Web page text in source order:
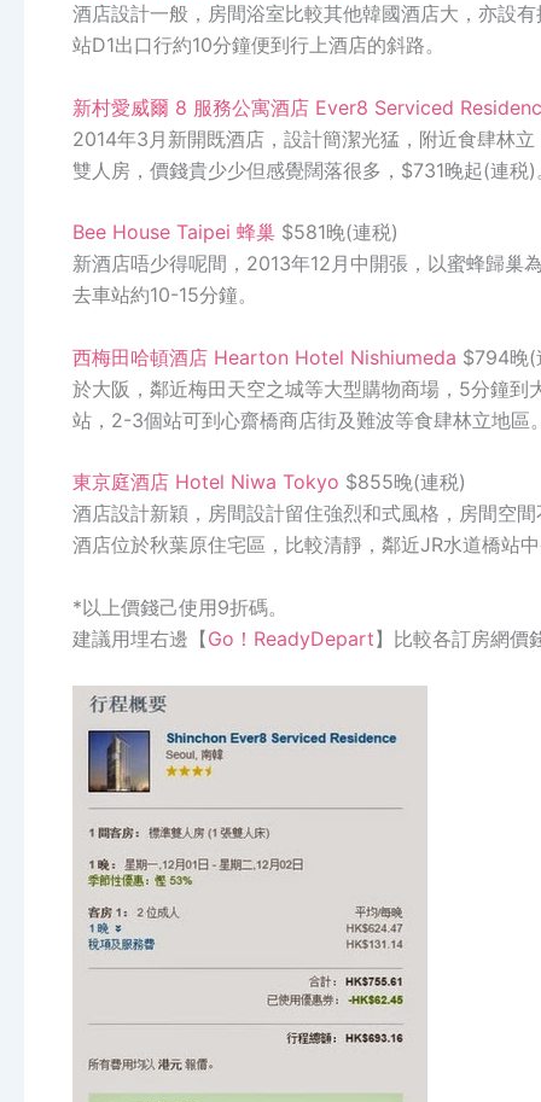
酒店設計一般，房間浴室比較其他韓國酒店大，亦設
站D1出口行約10分鐘便到行上酒店的斜路。
新村愛威爾 8 服務公寓酒店 Ever8 Serviced
2014年3月新開既酒店，設計簡潔光猛，附近食肆林
雙人房，價錢貴少少但感覺闊落很多， $731晚起(連税)
Bee House Taipei 蜂巢 $581晚(連税)
新酒店唔少得呢間， 2013年12 月中開張，以蜜蜂歸巢
去車站約10-15分鐘。
西梅田哈頓酒店 Hearton Hotel Nishiumeda $794晚(
於大阪，鄰近梅田天空之城等大型購物商場， 5分鐘到
站， 2-3個站可到心齋橋商店街及難波等食肆林立地區
東京庭酒店 Hotel Niwa Tokyo $855晚(連税)
酒店設計新穎，房間設計留住強烈和式風格，房間空
酒店位於秋葉原住宅區，比較清靜，鄰近JR水道橋站
*以上價錢己使用9折碼。
建議用埋右邊【Go ！ReadyDepart】比較各訂房網價